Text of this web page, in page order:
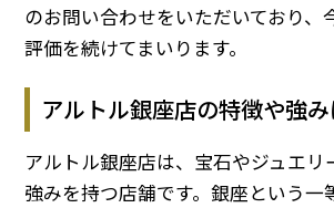
のお問い合わせをいただいており、
評価を続けてまいります。
アルトル銀座店の特徴や強
アルトル銀座店は、宝石やジュエリ
強みを持つ店舗です。銀座という一